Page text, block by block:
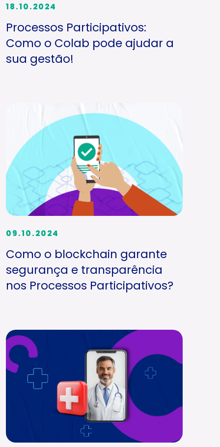
18.10.2024
Processos Participativos:
Como o Colab pode ajudar a
sua gestão!
09.10.2024
Como o blockchain garante
segurança e transparência
nos Processos Participativos?